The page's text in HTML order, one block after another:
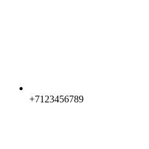
+7123456789